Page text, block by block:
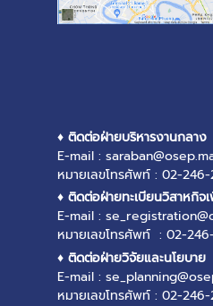
♦ ติดต่อฝ่ายบริหารงานกลาง
E-mail :
หมายเลขโทรศัพท์ : 02-
♦ ติดต่อฝ่ายทะเบียนวิสาหกิจ
E-mail :
หมายเลขโทรศัพท์ : 02-
♦ ติดต่อฝ่ายวิจัยและนโยบาย
E-mail :
หมายเลขโทรศัพท์ : 02-